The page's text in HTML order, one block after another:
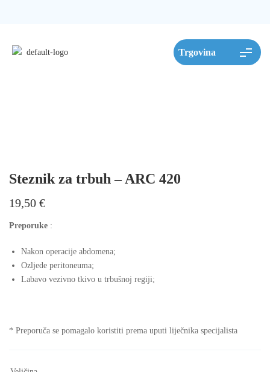
Steznik za trbuh – ARC 420
19,50 €
Preporuke :
Nakon operacije abdomena;
Ozljede peritoneuma;
Labavo vezivno tkivo u trbušnoj regiji;
* Preporuča se pomagalo koristiti prema uputi liječnika specijalista